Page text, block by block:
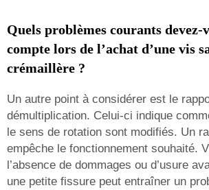
Quels problèmes courants devez-
compte lors de l’achat d’une vis
crémaillère ?
Un autre point à considérer est le
démultiplication. Celui-ci indique
le sens de rotation sont modifiés. Un
empêche le fonctionnement souhaité.
l’absence de dommages ou d’usure
une petite fissure peut entraîner un